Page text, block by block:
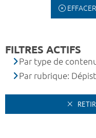
EFFACER
FILTRES ACTIFS
Par type de
Par rubrique: